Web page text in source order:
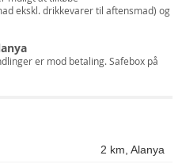
ekskl. drikkevarer til aftensmad) og
er mod betaling. Safebox på
2 km, Alanya